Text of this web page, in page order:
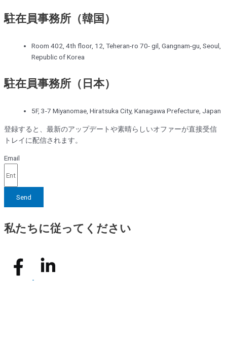
駐在員事務所（韓国）
Room 402, 4th floor, 12, Teheran-ro 70- gil, Gangnam-gu, Seoul,
Republic of Korea
駐在員事務所（日本）
5F, 3-7 Miyanomae, Hiratsuka City, Kanagawa Prefecture, Japan
登録すると、最新のアップデートや素晴らしいオファーが直接受信
トレイに配信されます。
Email
Send
私たちに従ってください